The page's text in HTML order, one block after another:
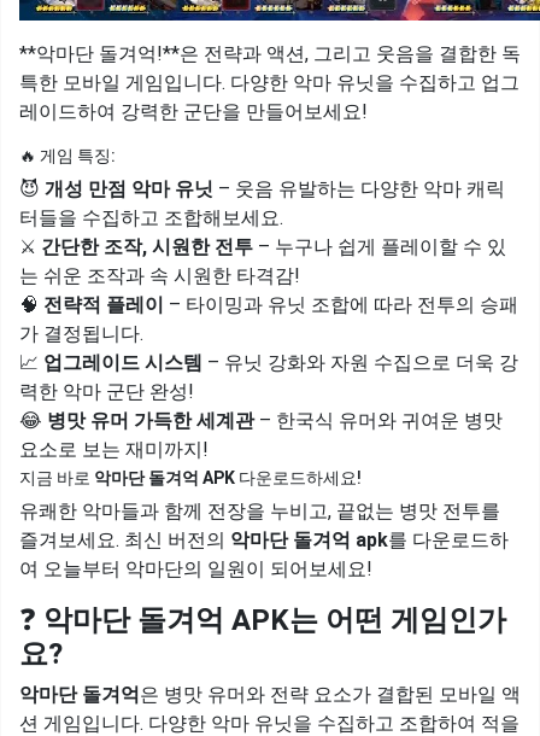
**악마단 돌겨억!**은 전략과 액션, 그리고 웃음을 결합한 독
특한 모바일 게임입니다. 다양한 악마 유닛을 수집하고 업그
레이드하여 강력한 군단을 만들어보세요!
🔥 게임 특징:
😈 개성 만점 악마 유닛 – 웃음 유발하는 다양한 악마 캐릭
터들을 수집하고 조합해보세요.
⚔️ 간단한 조작, 시원한 전투 – 누구나 쉽게 플레이할 수 있
는 쉬운 조작과 속 시원한 타격감!
🧠 전략적 플레이 – 타이밍과 유닛 조합에 따라 전투의 승패
가 결정됩니다.
📈 업그레이드 시스템 – 유닛 강화와 자원 수집으로 더욱 강
력한 악마 군단 완성!
😂 병맛 유머 가득한 세계관– 한국식 유머와 귀여운 병맛
요소로 보는 재미까지!
지금 바로 악마단 돌겨억 APK 다운로드하세요!
유쾌한 악마들과 함께 전장을 누비고, 끝없는 병맛 전투를
즐겨보세요. 최신 버전의 악마단 돌겨억 apk를 다운로드하
여 오늘부터 악마단의 일원이 되어보세요!
❓ 악마단 돌겨억 APK는 어떤 게임인가
요?
악마단 돌겨억은 병맛 유머와 전략 요소가 결합된 모바일 액
션 게임입니다. 다양한 악마 유닛을 수집하고 조합하여 적을